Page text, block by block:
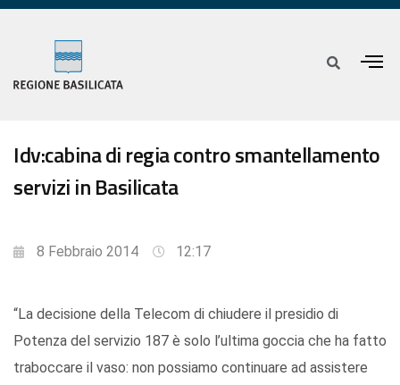
Idv:cabina di regia contro smantellamento
servizi in Basilicata
8 Febbraio 2014 12:17
“La decisione della Telecom di chiudere il presidio di
Potenza del servizio 187 è solo l’ultima goccia che ha fatto
traboccare il vaso: non possiamo continuare ad assistere